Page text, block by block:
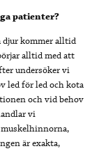
patienter?
djur kommer alltid
alltid med att
undersöker vi
led för led och kota
och vid behov
vi
är exakta,